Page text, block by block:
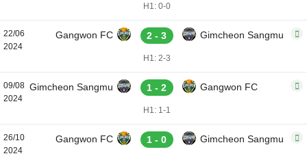
H1: 0-0
22/06
2024
Gangwon FC 2 - 3 Gimcheon Sangmu
H1: 2-3
09/08
2024
Gimcheon Sangmu 1 - 2 Gangwon FC
H1: 1-1
26/10
2024
Gangwon FC 1 - 0 Gimcheon Sangmu